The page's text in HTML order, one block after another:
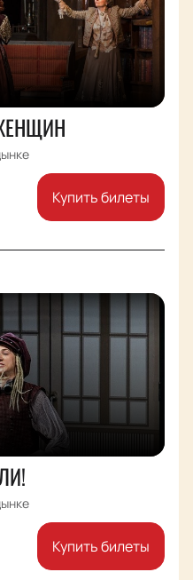
Купить билеты
Купить билеты